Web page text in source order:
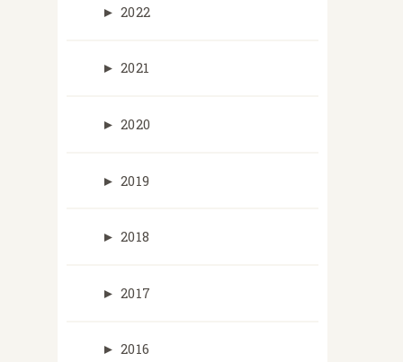
► 2022
► 2021
► 2020
► 2019
► 2018
► 2017
► 2016